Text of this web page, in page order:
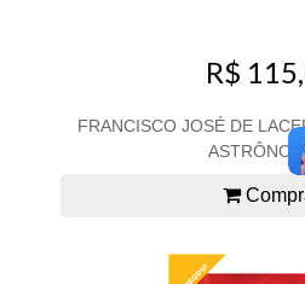
R$
FRANCISCO JOSÉ DE